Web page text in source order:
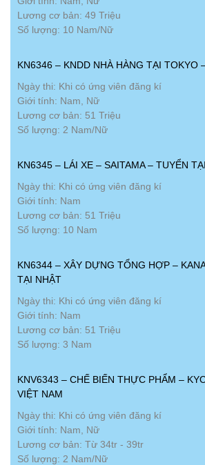
Lương cơ bản: 49 Triệu
Số lượng: 10 Nam/Nữ
KN6346 – KNDD NHÀ HÀNG TẠI TOKYO
Ngày thi: Khi có ứng viên đăng kí
Giới tính: Nam, Nữ
Lương cơ bản: 51 Triệu
Số lượng: 2 Nam/Nữ
KN6345 – LÁI XE – SAITAMA – TUYỂN
Ngày thi: Khi có ứng viên đăng kí
Giới tính: Nam
Lương cơ bản: 51 Triệu
Số lượng: 10 Nam
KN6344 – XÂY DỰNG TỔNG HỢP –
TẠI NHẬT
Ngày thi: Khi có ứng viên đăng kí
Giới tính: Nam
Lương cơ bản: 51 Triệu
Số lượng: 3 Nam
KNV6343 – CHẾ BIẾN THỰC PHẨM –
VIỆT NAM
Ngày thi: Khi có ứng viên đăng kí
Giới tính: Nam, Nữ
Lương cơ bản: Từ 34tr - 39tr
Số lượng: 2 Nam/Nữ